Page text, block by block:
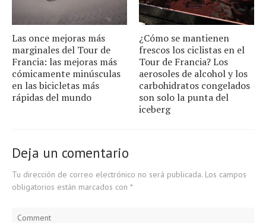
Las once mejoras más
marginales del Tour de
Francia: las mejoras más
cómicamente minúsculas
en las bicicletas más
rápidas del mundo
¿Cómo se mantienen
frescos los ciclistas en el
Tour de Francia? Los
aerosoles de alcohol y los
carbohidratos congelados
son solo la punta del
iceberg
Deja un comentario
Tu dirección de correo electrónico no será publicada. Los campos
obligatorios están marcados con *